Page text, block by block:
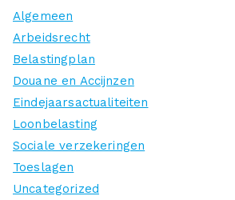
Algemeen
Arbeidsrecht
Belastingplan
Douane en Accijnzen
Eindejaarsactualiteiten
Loonbelasting
Sociale verzekeringen
Toeslagen
Uncategorized